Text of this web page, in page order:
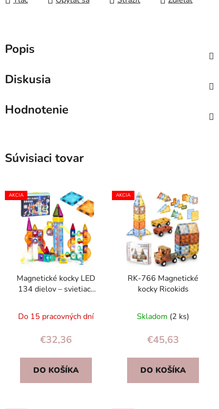
Popis
Diskusia
Hodnotenie
Súvisiaci tovar
AKCIA
Magnetické kocky LED
134 dielov – svietiaca
dráhou 3+
Do 15 pracovných dní
€32,36
DO KOŠÍKA
AKCIA
RK-766 Magnetické
kocky Ricokids
Skladom (2 ks)
€45,63
DO KOŠÍKA